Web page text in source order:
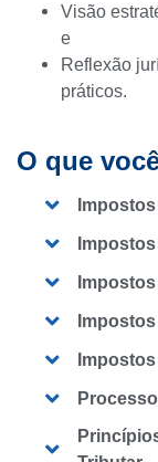
Visão
e
Reflexão
práticos.
O que
Impostos
Impostos
Impostos
Impostos